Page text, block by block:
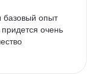
базовый опыт
очень